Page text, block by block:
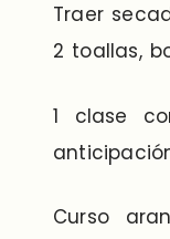
Traer
2 toallas,
1 clase
Curso